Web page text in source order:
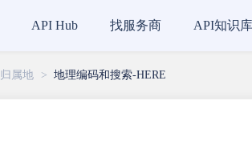
API Hub 找服务商 API知识库
归属地 > 地理编码和搜索-HERE